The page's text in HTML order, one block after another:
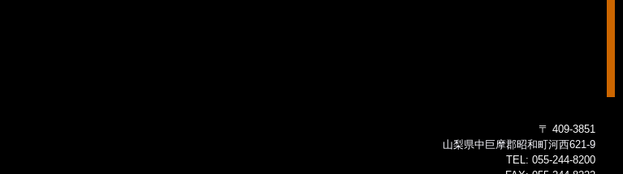
〒 409-3851
山梨県中巨摩郡昭和町河西621-9
TEL: 055-244-8200